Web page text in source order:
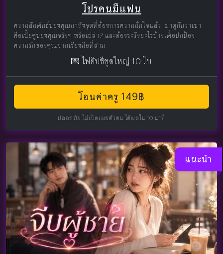
โปรคนมีแฟน
ความสัมพันธ์ของคุณมาถึงจุดที่ต้องการความมั่นใจแล้ว! มาดูกันว่าเขา
คือเนื้อคู่ของคุณจริงๆ หรือเปล่า? และต้องระวังอะไรบ้างเพื่อปกป้อง
ความรักของคุณจากเรื่องมือที่สาม
💌 ไพ่ยิปซีชุดใหญ่ 10 ใบ
โอนค่าครู 149฿
ปลอดภัย ไม่เปิดเผยตัวตน ได้ผลใน 10 นาที
แนะนำ